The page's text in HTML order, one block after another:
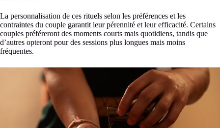
La personnalisation de ces rituels selon les préférences et les
contraintes du couple garantit leur pérennité et leur efficacité. Certains
couples préféreront des moments courts mais quotidiens, tandis que
d’autres opteront pour des sessions plus longues mais moins
fréquentes.